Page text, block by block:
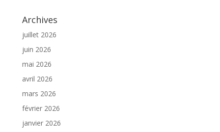
Archives
juillet 2026
juin 2026
mai 2026
avril 2026
mars 2026
février 2026
janvier 2026